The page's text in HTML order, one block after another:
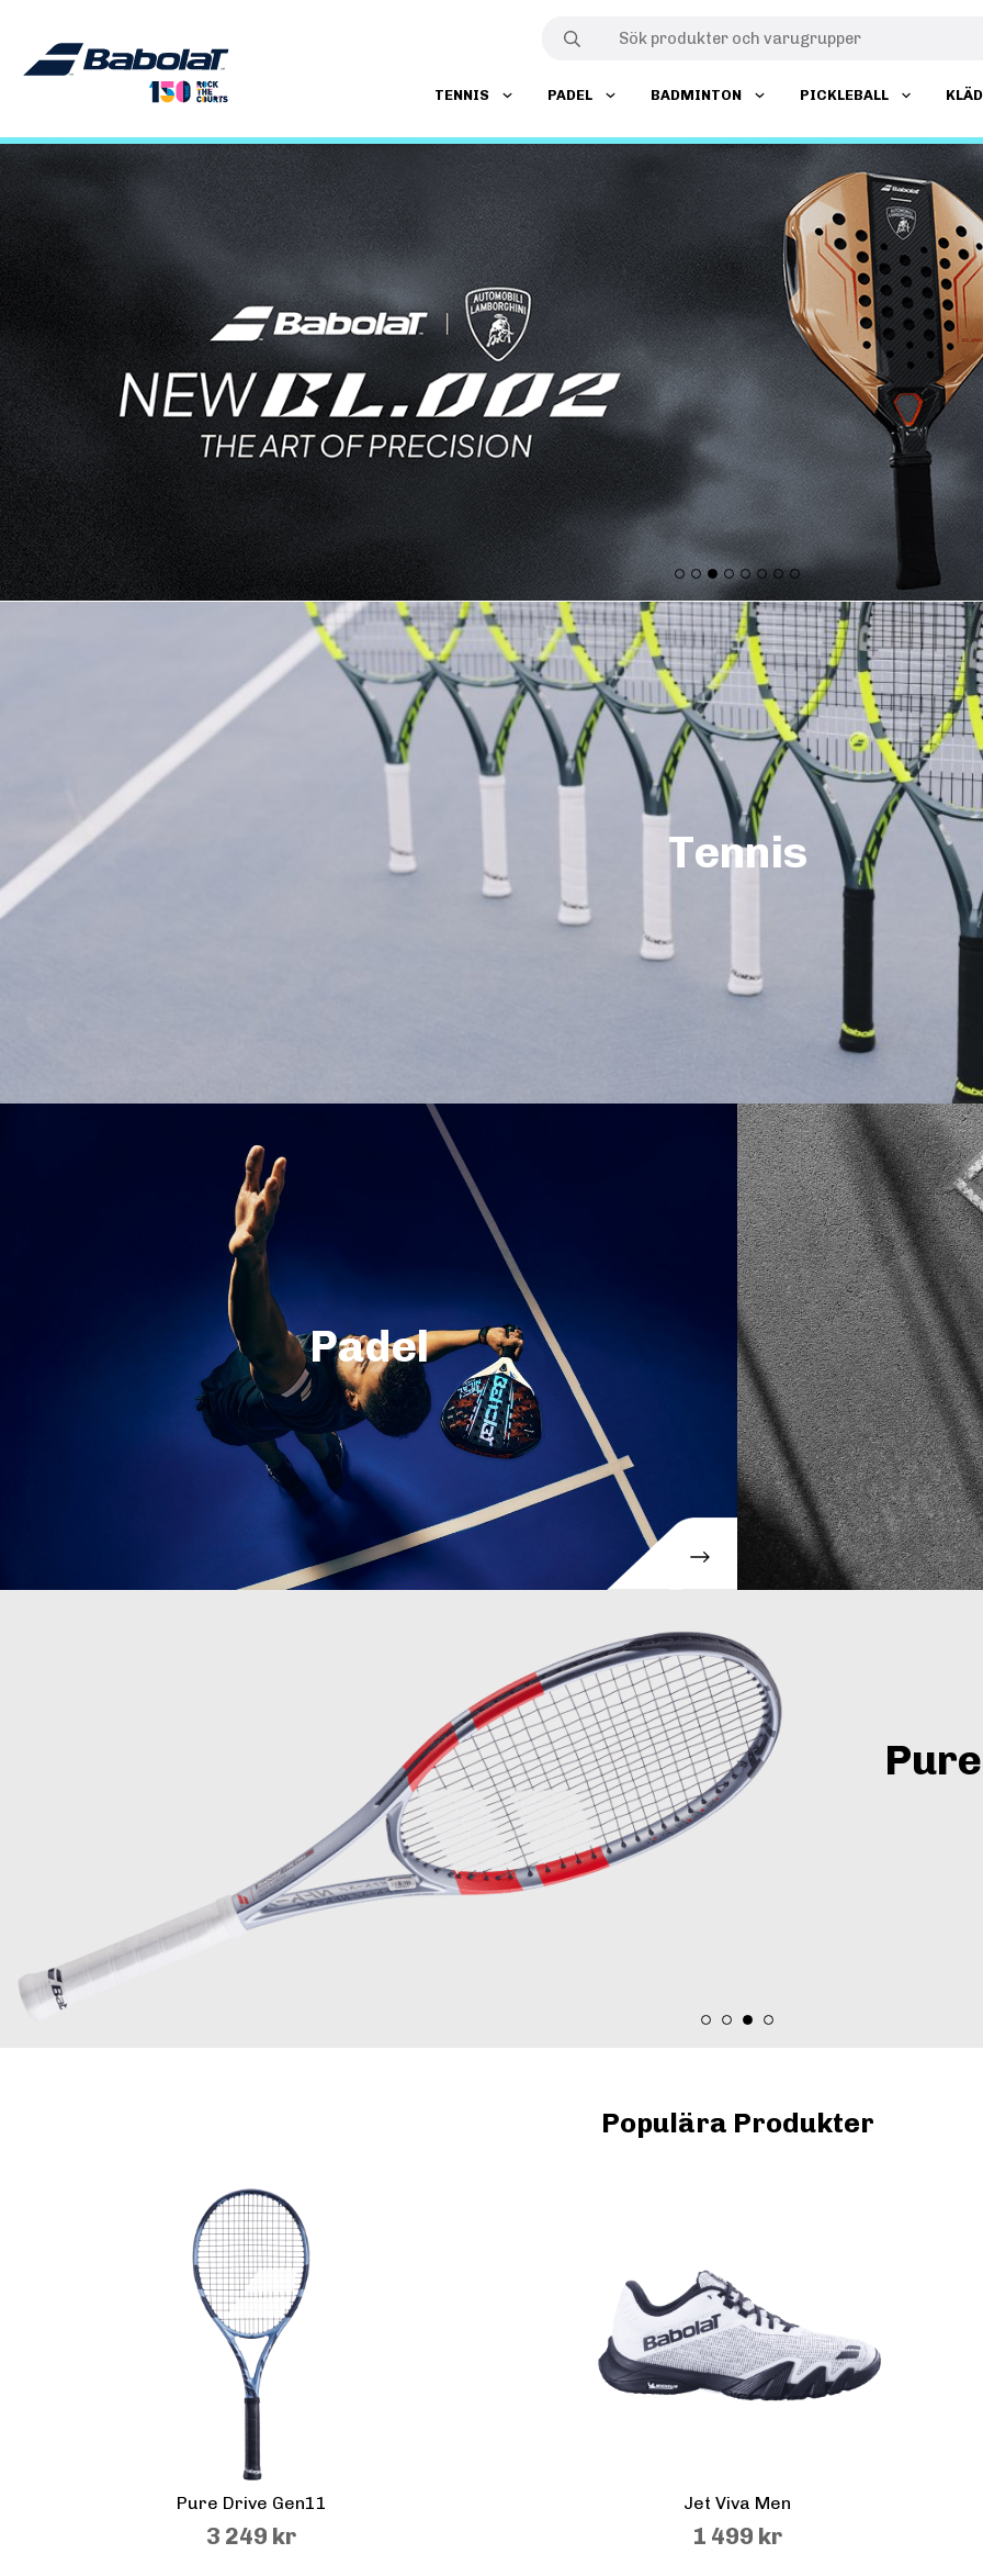
TENNIS PADEL BADMINTON PICKLEBALL
Tennis
Padel
Populära Produkter
Pure Drive Gen11
3 249 kr
Jet Viva Men
1 499 kr